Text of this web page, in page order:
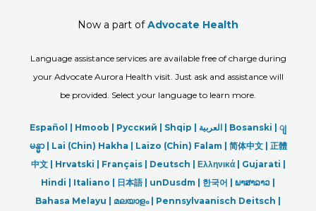
Now a part ofAdvocate Health
Language assistance services are available free of charge during
your Advocate Aurora Health visit. Just ask and assistance will
be provided. Select your language to learn more.
Español | Hmoob Русский Shqip العربیة Bosanski
ျ
မန္မာ| Lai (Chin) Hakha | Laizo (Chin) Falam | 简体中文 | 正體
中文 | Hrvatski | Français | Deutsch Ελληνικά | Gujarati |
Hindi
Italiano 日本語| unDusdm 한국어 ພາສາລາວ
Bahasa Melayu | മലയാളം| Pennsylvaanisch Deitsch |